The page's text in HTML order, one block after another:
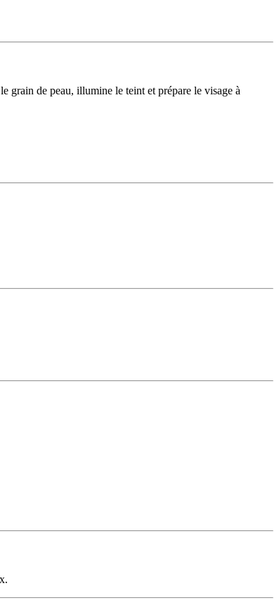
grain de peau, illumine le teint et prépare le visage à